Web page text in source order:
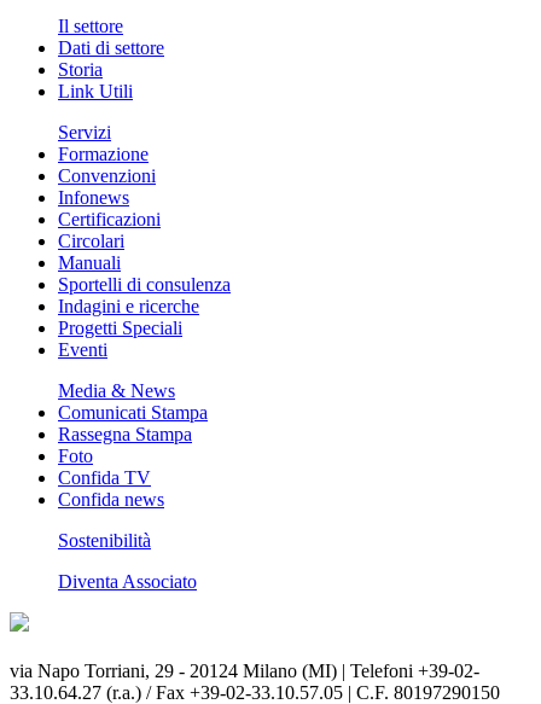
Il settore
Dati di settore
Storia
Link Utili
Servizi
Formazione
Convenzioni
Infonews
Certificazioni
Circolari
Manuali
Sportelli di consulenza
Indagini e ricerche
Progetti Speciali
Eventi
Media & News
Comunicati Stampa
Rassegna Stampa
Foto
Confida TV
Confida news
Sostenibilità
Diventa Associato
via Napo Torriani, 29 - 20124 Milano (MI) | Telefoni +39-02-
33.10.64.27 (r.a.) / Fax +39-02-33.10.57.05 | C.F. 80197290150